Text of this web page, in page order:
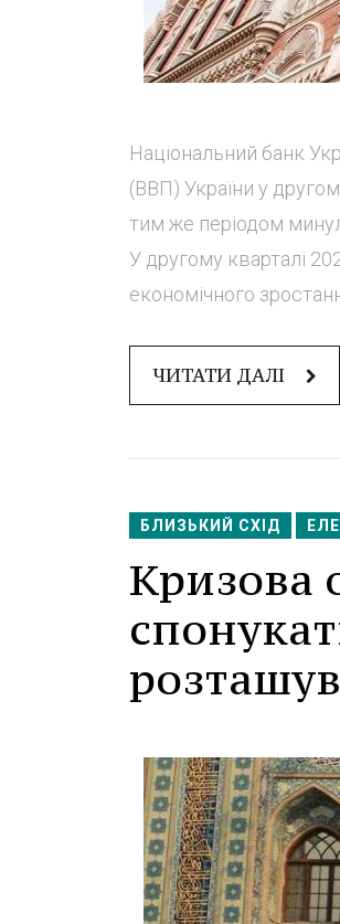
Національний банк
(ВВП) України у
тим же періодом
У другому кварталі
економічного
ЧИТАТИ ДАЛІ
БЛИЗЬКИЙ СХІД
Кризова